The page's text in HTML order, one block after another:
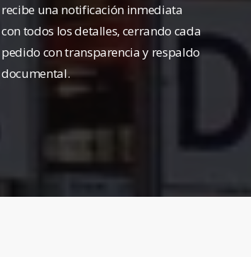
recibe una notificación inmediata
con todos los detalles, cerrando cada
pedido con transparencia y respaldo
documental.